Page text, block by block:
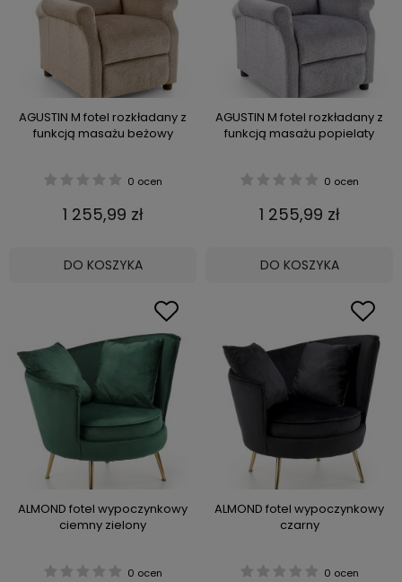
AGUSTIN M fotel rozkładany z
funkcją masażu beżowy
0 ocen
1 255,99 zł
DO KOSZYKA
AGUSTIN M fotel rozkładany z
funkcją masażu popielaty
0 ocen
1 255,99 zł
DO KOSZYKA
ALMOND fotel wypoczynkowy
ciemny zielony
0 ocen
ALMOND fotel wypoczynkowy
czarny
0 ocen